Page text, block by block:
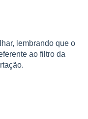
lembrando que o
ao filtro da